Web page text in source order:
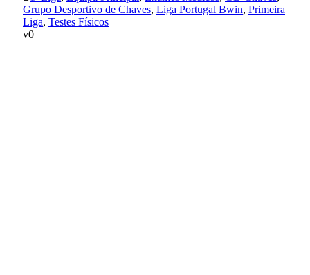
Grupo Desportivo de Chaves, Liga Portugal Bwin, Primeira
Liga, Testes Físicos
0